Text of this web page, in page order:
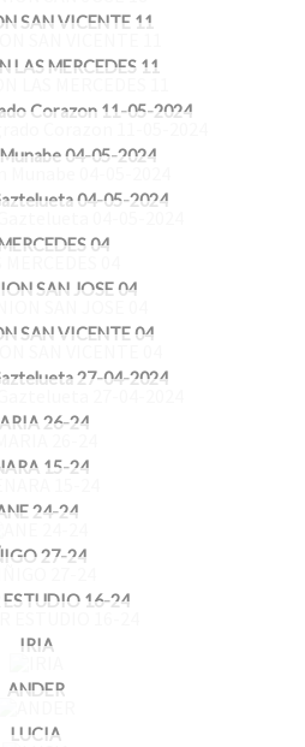
SAN VICENTE 11
LAS MERCEDES 11
Corazon 11-05-2024
04-05-2024
04-05-2024
04
SAN JOSE 04
SAN VICENTE 04
27-04-2024
26-24
15-24
24-24
27-24
ESTUDIO 16-24
IRIA
ANDER
LUCIA